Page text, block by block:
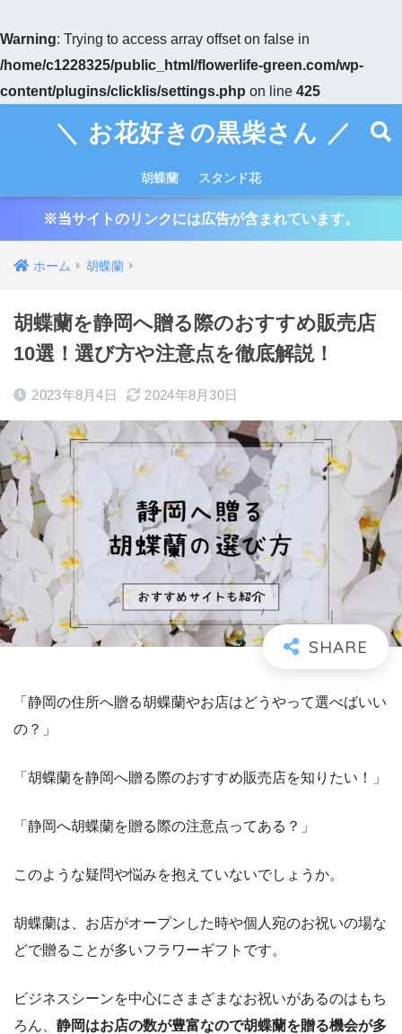
Warning: Trying to access array offset on false in
/home/c1228325/public_html/flowerlife-green.com/wp-
content/plugins/clicklis/settings.php on line 425
＼ お花好きの黒柴さん ／
胡蝶蘭 スタンド花
※当サイトのリンクには広告が含まれています。
ホーム 胡蝶蘭
胡蝶蘭を静岡へ贈る際のおすすめ販売店
10選！選び方や注意点を徹底解説！
2023年8月4日 2024年8月30日
「静岡の住所へ贈る胡蝶蘭やお店はどうやって選べばいい
の？」
「胡蝶蘭を静岡へ贈る際のおすすめ販売店を知りたい！」
「静岡へ胡蝶蘭を贈る際の注意点ってある？」
このような疑問や悩みを抱えていないでしょうか。
胡蝶蘭は、お店がオープンした時や個人宛のお祝いの場な
どで贈ることが多いフラワーギフトです。
ビジネスシーンを中心にさまざまなお祝いがあるのはもち
ろん、 静岡はお店の数が豊富なので胡蝶蘭を贈る機会が多